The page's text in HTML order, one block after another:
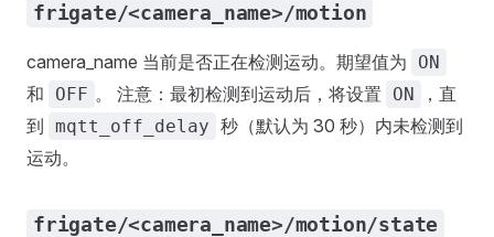
frigate/<camera_name>/motion
camera_name 当前是否正在检测运动。期望值为 ON
和 OFF 。 注意：最初检测到运动后，将设置 ON
，直
到 mqtt_off_delay 秒（默认为 30 秒）内未检测到
运动。
frigate/<camera_name>/motion/state